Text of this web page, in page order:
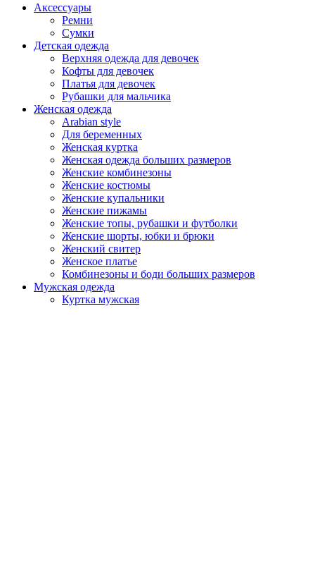
Аксессуары
Ремни
Сумки
Детская одежда
Верхняя одежда для девочек
Кофты для девочек
Платья для девочек
Рубашки для мальчика
Женская одежда
Arabian style
Для беременных
Женская куртка
Женская одежда больших размеров
Женские комбинезоны
Женские костюмы
Женские купальники
Женские пижамы
Женские топы, рубашки и футболки
Женские шорты, юбки и брюки
Женский свитер
Женское платье
Комбинезоны и боди больших размеров
Мужская одежда
Куртка мужская